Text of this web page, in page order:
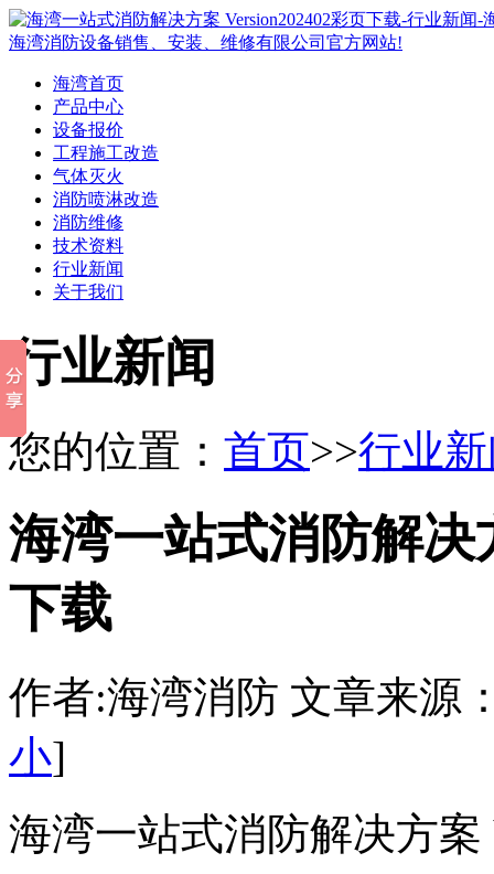
海湾首页
产品中心
设备报价
工程施工改造
气体灭火
消防喷淋改造
消防维修
技术资料
行业新闻
关于我们
行业新闻
您的位置： 首页>>行业
海湾一站式消防解决
下载
作者:海湾消防 文章来源
小]
海湾一站式消防解决方案